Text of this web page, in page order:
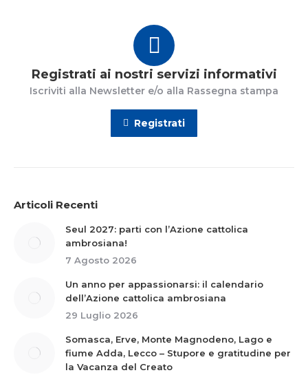
Registrati ai nostri servizi informativi
Iscriviti alla Newsletter e/o alla Rassegna stampa
Registrati
Articoli Recenti
Seul 2027: parti con l’Azione cattolica
ambrosiana!
7 Agosto 2026
Un anno per appassionarsi: il calendario
dell’Azione cattolica ambrosiana
29 Luglio 2026
Somasca, Erve, Monte Magnodeno, Lago e
fiume Adda, Lecco – Stupore e gratitudine per
la Vacanza del Creato